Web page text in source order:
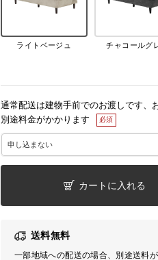
ライトベージュ チャコールグ
通常配送は建物手前でのお渡しです、
別途料金がかかります
カートに入れる
送料無料
一部地域への配送の場合、別途送料